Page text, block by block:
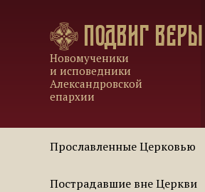
Подвиг веры
Новомученики
и исповедники
Александровской
епархии
Прославленные Церковью
Пострадавшие вне Церкви